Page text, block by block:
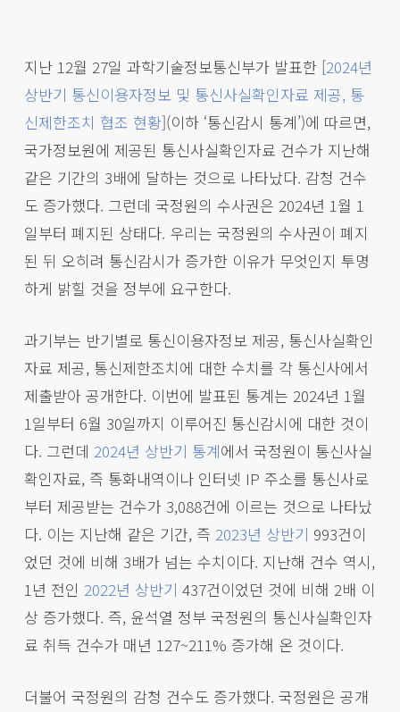
지난 12월 27일 과학기술정보통신부가 발표한 [2024년
상반기 통신이용자정보 및 통신사실확인자료 제공, 통
신제한조치 협조 현황](이하 ‘통신감시 통계’)에 따르면,
국가정보원에 제공된 통신사실확인자료 건수가 지난해
같은 기간의 3배에 달하는 것으로 나타났다. 감청 건수
도 증가했다. 그런데 국정원의 수사권은 2024년 1월 1
일부터 폐지된 상태다. 우리는 국정원의 수사권이 폐지
된 뒤 오히려 통신감시가 증가한 이유가 무엇인지 투명
하게 밝힐 것을 정부에 요구한다.
과기부는 반기별로 통신이용자정보 제공, 통신사실확인
자료 제공, 통신제한조치에 대한 수치를 각 통신사에서
제출받아 공개한다. 이번에 발표된 통계는 2024년 1월
1일부터 6월 30일까지 이루어진 통신감시에 대한 것이
다. 그런데 2024년 상반기 통계에서 국정원이 통신사실
확인자료, 즉 통화내역이나 인터넷 IP 주소를 통신사로
부터 제공받는 건수가 3,088건에 이르는 것으로 나타났
다. 이는 지난해 같은 기간, 즉 2023년 상반기 993건이
었던 것에 비해 3배가 넘는 수치이다. 지난해 건수 역시,
1년 전인 2022년 상반기 437건이었던 것에 비해 2배 이
상 증가했다. 즉, 윤석열 정부 국정원의 통신사실확인자
료 취득 건수가 매년 127~211% 증가해 온 것이다.
더불어 국정원의 감청 건수도 증가했다. 국정원은 공개